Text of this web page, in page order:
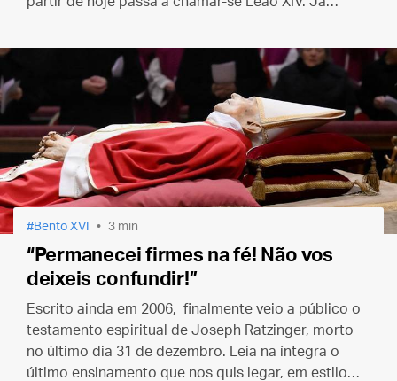
Bento XVI 3 min
“Permanecei firmes na fé! Não vos
deixeis confundir!”
Escrito ainda em 2006, finalmente veio a público o
testamento espiritual de Joseph Ratzinger, morto
no último dia 31 de dezembro. Leia na íntegra o
último ensinamento que nos quis legar, em estilo